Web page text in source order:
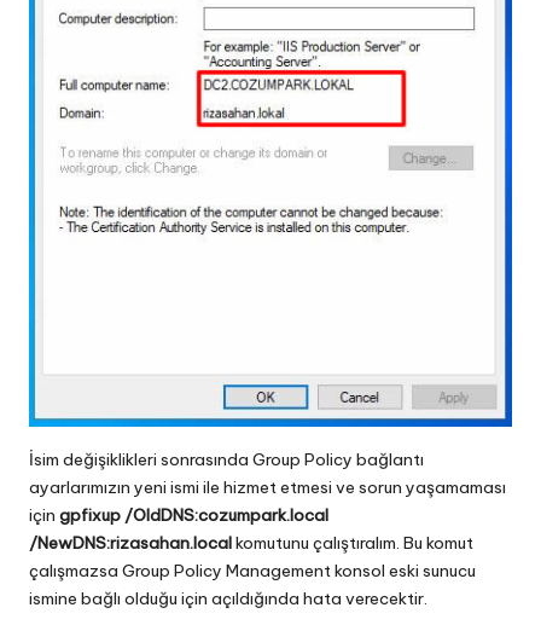
İsim değişiklikleri sonrasında Group Policy bağlantı
ayarlarımızın yeni ismi ile hizmet etmesi ve sorun yaşamaması
için gpfixup /OldDNS:cozumpark.local
/NewDNS:rizasahan.localkomutunu çalıştıralım. Bu komut
çalışmazsa Group Policy Management konsol eski sunucu
ismine bağlı olduğu için açıldığında hata verecektir.